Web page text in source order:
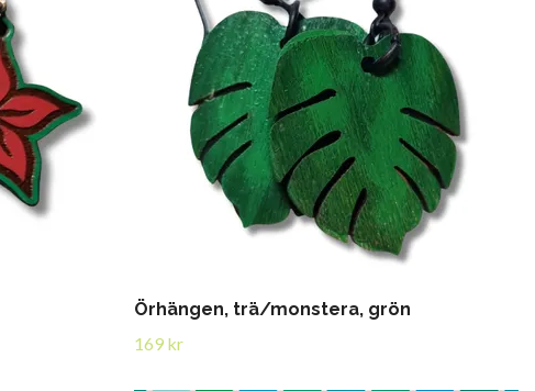
Örhängen, trä/monstera, grön
169 kr